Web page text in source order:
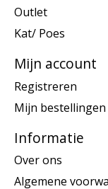
Outlet
Kat/ Poes
Mijn account
Registreren
Mijn bestellingen
Informatie
Over ons
Algemene